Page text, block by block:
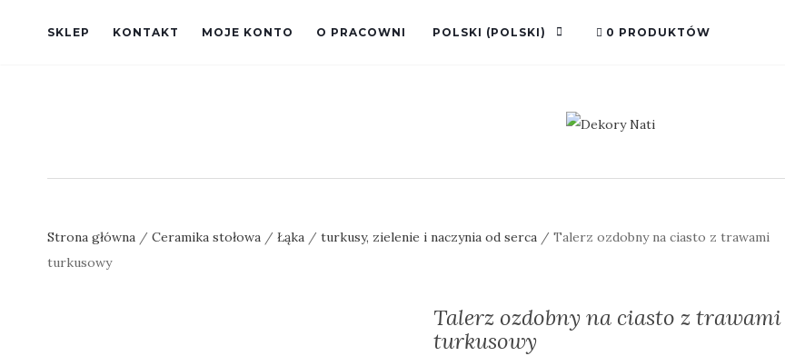
SKLEP KONTAKT MOJE KONTO O PRACOWNI POLSKI (POLSKI) 0 PRODUKTÓW
Strona główna / Ceramika stołowa / Łąka / turkusy, zielenie i naczynia od serca / Talerz ozdobny na ciasto z trawami
turkusowy
Talerz ozdobny na ciasto z trawami
turkusowy